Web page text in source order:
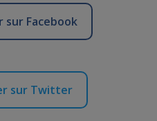
sur Facebook
sur Twitter